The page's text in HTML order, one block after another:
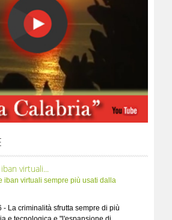
virtuali...
- La criminalità sfrutta sempre di più